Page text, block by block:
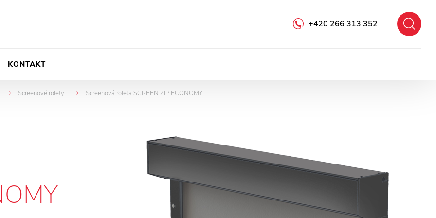
+420 266 313 352
KONTAKT
->
Screenové rolety Screenová roleta SCREEN ZIP ECONOMY